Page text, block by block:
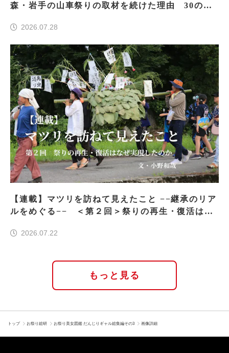
森・岩手の山車祭りの取材を続けた理由 30の山
2026.07.28
【連載】マツリを訪ねて見えたこと −−継承のリア
ルをめぐる−− ＜第２回＞祭りの再生・復活はな
2026.07.22
もっと見る
トップ お祭り総研 お祭り美女図鑑 だんじりギャル総集編その3 画像詳細